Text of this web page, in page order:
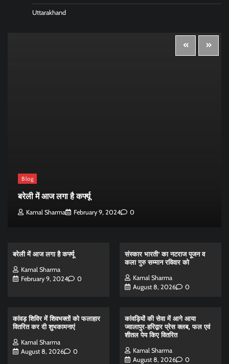
Uttarakhand
Blog
बरेली में आज लगा है कर्फ्यू
Kamal Sharma February 9, 2024 0
बरेली में आज लगा है कर्फ्यू
Kamal Sharma
February 9, 2024
0
संस्कार भारती’ का नटराज पूजन व
कला गुरु सम्मान रविवार को
Kamal Sharma
August 8, 2026
0
कांवड़ शिविर में शिवभक्तों को फलाहार
वितरित कर दी शुभकामनाएं
Kamal Sharma
August 8, 2026
0
कांवड़ियों की सेवा में आगे आया
ज्वालापुर-हरिद्वार प्रेस क्लब, फल एवं
शीतल पेय किए वितरित
Kamal Sharma
August 8, 2026
0